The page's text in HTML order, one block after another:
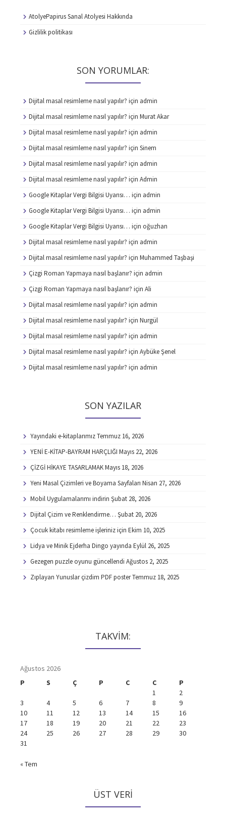
AtolyePapirus Sanal Atolyesi Hakkında
Gizlilik politikası
SON YORUMLAR:
Dijital masal resimleme nasıl yapılır? için admin
Dijital masal resimleme nasıl yapılır? için Murat Akar
Dijital masal resimleme nasıl yapılır? için admin
Dijital masal resimleme nasıl yapılır? için Sinem
Dijital masal resimleme nasıl yapılır? için admin
Dijital masal resimleme nasıl yapılır? için Admin
Google Kitaplar Vergi Bilgisi Uyarısı… için admin
Google Kitaplar Vergi Bilgisi Uyarısı… için admin
Google Kitaplar Vergi Bilgisi Uyarısı… için oğuzhan
Dijital masal resimleme nasıl yapılır? için admin
Dijital masal resimleme nasıl yapılır? için Muhammed Taşbaşi
Çizgi Roman Yapmaya nasıl başlanır? için admin
Çizgi Roman Yapmaya nasıl başlanır? için Ali
Dijital masal resimleme nasıl yapılır? için admin
Dijital masal resimleme nasıl yapılır? için Nurgül
Dijital masal resimleme nasıl yapılır? için admin
Dijital masal resimleme nasıl yapılır? için Aybüke Şenel
Dijital masal resimleme nasıl yapılır? için admin
SON YAZILAR
Yayındaki e-kitaplarımızTemmuz 16, 2026
YENİ E-KİTAP-BAYRAM HARÇLIĞI Mayıs 22, 2026
ÇİZGİ HİKAYE TASARLAMAKMayıs 18, 2026
Yeni Masal Çizimleri ve Boyama Sayfaları Nisan 27, 2026
Mobil Uygulamalarımı indirin Şubat 28, 2026
Dijital Çizim ve Renklendirme… Şubat 20, 2026
Çocuk kitabı resimleme işleriniz için Ekim 10, 2025
Lidya ve Minik Ejderha Dingo yayında Eylül 26, 2025
Gezegen puzzle oyunu güncellendi Ağustos 2, 2025
Zıplayan Yunuslar çizdim PDF posterTemmuz 18, 2025
TAKVİM:
Ağustos 2026
P
S Ç P C C
P
1
2
3
4 5 6 7 8
9
10
11 12 13 14 15
16
17
18 19 20 21 22
23
24
25 26 27 28 29
30
31
« Tem
ÜST VERI